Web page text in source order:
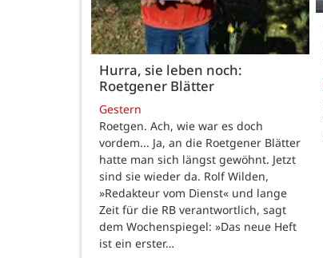
Hurra, sie leben noch:
Roetgener Blätter
Gestern
Roetgen. Ach, wie war es doch
vordem... Ja, an die Roetgener Blätter
hatte man sich längst gewöhnt. Jetzt
sind sie wieder da. Rolf Wilden,
»Redakteur vom Dienst« und lange
Zeit für die RB verantwortlich, sagt
dem Wochenspiegel: »Das neue Heft
ist ein erster…